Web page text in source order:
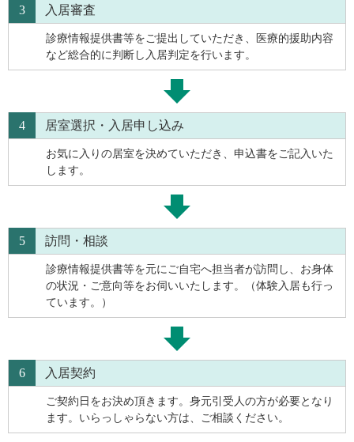
3 入居審査
診療情報提供書等をご提出していただき、医療的援助内容
など総合的に判断し入居判定を行います。
4 居室選択・入居申し込み
お気に入りの居室を決めていただき、申込書をご記入いた
します。
5 訪問・相談
診療情報提供書等を元にご自宅へ担当者が訪問し、お身体
の状況・ご意向等をお伺いいたします。（体験入居も行っ
ています。）
6 入居契約
ご契約日をお決め頂きます。身元引受人の方が必要となり
ます。いらっしゃらない方は、ご相談ください。